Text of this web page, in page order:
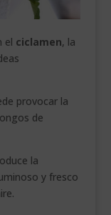
el ciclamen, la
provocar la
de
la
y fresco